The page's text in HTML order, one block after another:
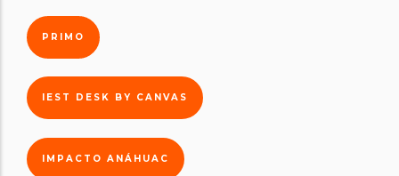
PRIMO
IEST DESK BY CANVAS
IMPACTO ANÁHUAC